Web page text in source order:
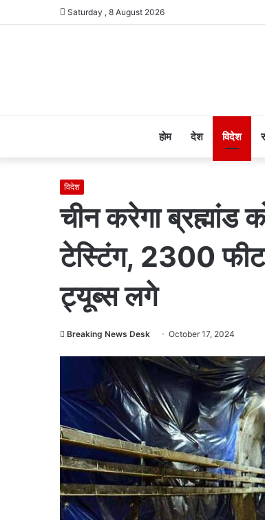
Saturday , 8 August 2026
होम देश विदेश
विदेश
चीन करेगा ब्रह्मांड
टेस्टिंग, 2300 फीट
ट्यूब्स लगे
Breaking News Desk October 17, 2024